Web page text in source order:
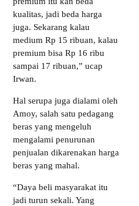
kualitas, jadi beda harga
juga. Sekarang kalau
medium Rp 15 ribuan, kalau
premium bisa Rp 16 ribu
sampai 17 ribuan,” ucap
Irwan.
Hal serupa juga dialami oleh
Amoy, salah satu pedagang
beras yang mengeluh
mengalami penurunan
penjualan dikarenakan harga
beras yang mahal.
“Daya beli masyarakat itu
jadi turun sekali. Yang